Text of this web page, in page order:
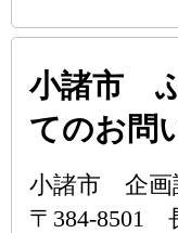
小諸市
てのお問
小諸市 企画
〒384-8501